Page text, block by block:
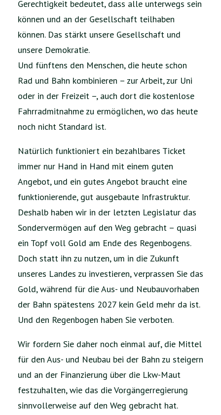
Gerechtigkeit bedeutet, dass alle unterwegs sein
können und an der Gesellschaft teilhaben
können. Das stärkt unsere Gesellschaft und
unsere Demokratie.
Und fünftens den Menschen, die heute schon
Rad und Bahn kombinieren – zur Arbeit, zur Uni
oder in der Freizeit –, auch dort die kostenlose
Fahrradmitnahme zu ermöglichen, wo das heute
noch nicht Standard ist.
Natürlich funktioniert ein bezahlbares Ticket
immer nur Hand in Hand mit einem guten
Angebot, und ein gutes Angebot braucht eine
funktionierende, gut ausgebaute Infrastruktur.
Deshalb haben wir in der letzten Legislatur das
Sondervermögen auf den Weg gebracht – quasi
ein Topf voll Gold am Ende des Regenbogens.
Doch statt ihn zu nutzen, um in die Zukunft
unseres Landes zu investieren, verprassen Sie das
Gold, während für die Aus- und Neubauvorhaben
der Bahn spätestens 2027 kein Geld mehr da ist.
Und den Regenbogen haben Sie verboten.
Wir fordern Sie daher noch einmal auf, die Mittel
für den Aus- und Neubau bei der Bahn zu steigern
und an der Finanzierung über die Lkw-Maut
festzuhalten, wie das die Vorgängerregierung
sinnvollerweise auf den Weg gebracht hat.